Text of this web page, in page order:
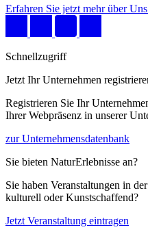
Erfahren Sie jetzt mehr über
Schnellzugriff
Jetzt Ihr Unternehmen
Registrieren Sie Ihr
Ihrer Webpräsenz in unserer
zur Unternehmensdatenbank
Sie bieten NaturErlebnisse an?
Sie haben Veranstaltungen in
kulturell oder Kunstschaffend?
Jetzt Veranstaltung eintragen